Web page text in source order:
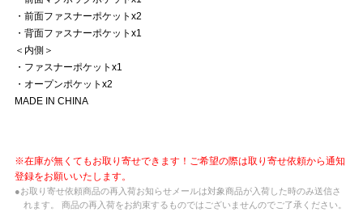
・前面ファスナーポケットx2
・背面ファスナーポケットx1
＜内側＞
・ファスナーポケットx1
・オープンポケットx2
MADE IN CHINA
※在庫が無くてもお取り寄せできます！ご希望の際は取り寄せ依頼から通知
登録をお願いいたします。
●お取り寄せ依頼商品の再入荷お知らせメールは対象商品が入荷した時のみ送信さ
れます。 商品の再入荷をお約束するものではございませんのでご了承ください。